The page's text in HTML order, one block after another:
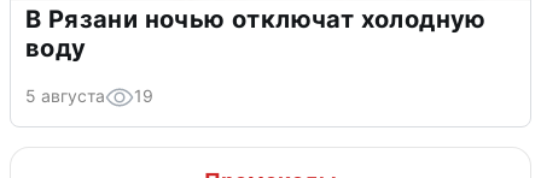
В Рязани ночью отключат холодную
воду
5 августа 19